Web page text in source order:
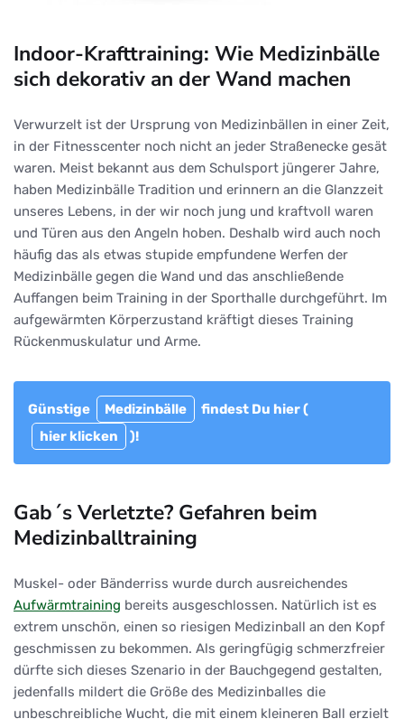
Indoor-Krafttraining: Wie Medizinbälle
sich dekorativ an der Wand machen
Verwurzelt ist der Ursprung von Medizinbällen in einer Zeit,
in der Fitnesscenter noch nicht an jeder Straßenecke gesät
waren. Meist bekannt aus dem Schulsport jüngerer Jahre,
haben Medizinbälle Tradition und erinnern an die Glanzzeit
unseres Lebens, in der wir noch jung und kraftvoll waren
und Türen aus den Angeln hoben. Deshalb wird auch noch
häufig das als etwas stupide empfundene Werfen der
Medizinbälle gegen die Wand und das anschließende
Auffangen beim Training in der Sporthalle durchgeführt. Im
aufgewärmten Körperzustand kräftigt dieses Training
Rückenmuskulatur und Arme.
Günstige Medizinbälle
findest Du hier (
hier klicken
)!
Gab´s Verletzte? Gefahren beim
Medizinballtraining
Muskel- oder Bänderriss wurde durch ausreichendes
Aufwärmtraining bereits ausgeschlossen. Natürlich ist es
extrem unschön, einen so riesigen Medizinball an den Kopf
geschmissen zu bekommen. Als geringfügig schmerzfreier
dürfte sich dieses Szenario in der Bauchgegend gestalten,
jedenfalls mildert die Größe des Medizinballes die
unbeschreibliche Wucht, die mit einem kleineren Ball erzielt